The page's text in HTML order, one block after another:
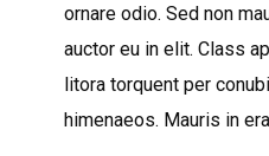
ornare odio. Sed non
auctor eu in elit. Class
litora torquent per
himenaeos. Mauris in